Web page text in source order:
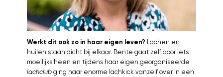
Werkt dit ook zo in haar eigen leven? Lachen en
huilen staan dicht bij elkaar. Bente gaat zelf door iets
moeilijks heen en tijdens haar eigen georganiseerde
lachclubging haar enorme lachkick vanzelf over in een